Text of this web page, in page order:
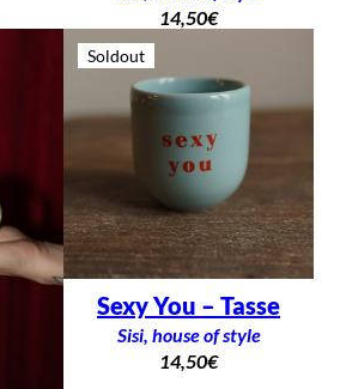
14,50€
Soldout
Sexy You – Tasse
Sisi, house of style
14,50€